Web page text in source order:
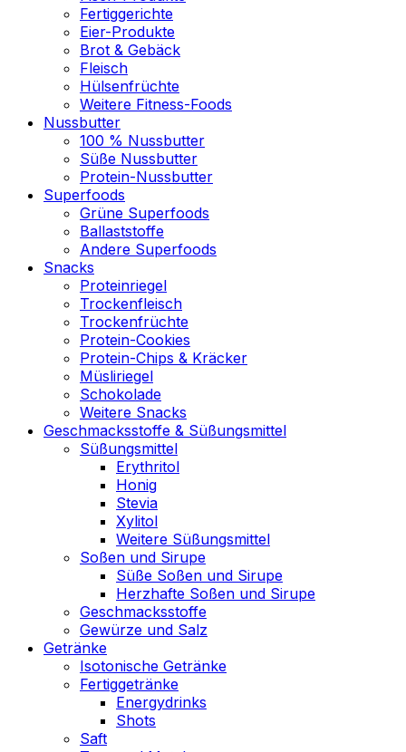
Fertiggerichte
Eier-Produkte
Brot & Gebäck
Fleisch
Hülsenfrüchte
Weitere Fitness-Foods
Nussbutter
100 % Nussbutter
Süße Nussbutter
Protein-Nussbutter
Superfoods
Grüne Superfoods
Ballaststoffe
Andere Superfoods
Snacks
Proteinriegel
Trockenfleisch
Trockenfrüchte
Protein-Cookies
Protein-Chips & Kräcker
Müsliriegel
Schokolade
Weitere Snacks
Geschmacksstoffe & Süßungsmittel
Süßungsmittel
Erythritol
Honig
Stevia
Xylitol
Weitere Süßungsmittel
Soßen und Sirupe
Süße Soßen und Sirupe
Herzhafte Soßen und Sirupe
Geschmacksstoffe
Gewürze und Salz
Getränke
Isotonische Getränke
Fertiggetränke
Energydrinks
Shots
Saft